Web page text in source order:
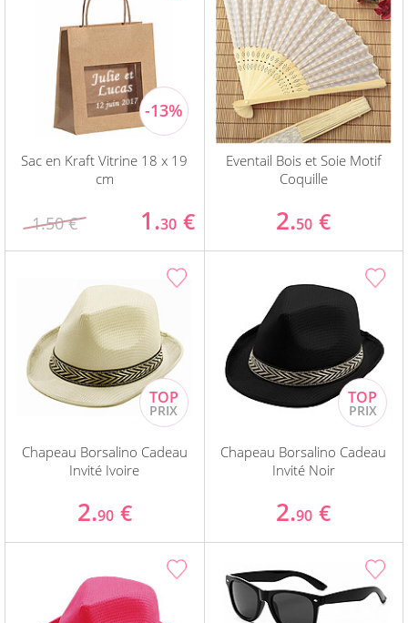
Sac en Kraft Vitrine 18 x 19
cm
1.50 € 1.30 €
Eventail Bois et Soie Motif
Coquille
2.50 €
Chapeau Borsalino Cadeau
Invité Ivoire
2.90 €
Chapeau Borsalino Cadeau
Invité Noir
2.90 €